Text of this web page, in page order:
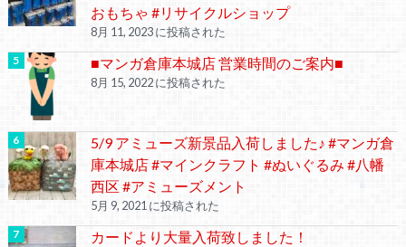
おもちゃ #リサイクルショップ
8月 11, 2023 に投稿された
■マンガ倉庫本城店 営業時間のご案内■
8月 15, 2022 に投稿された
5/9 アミューズ新景品入荷しました♪ #マンガ倉
庫本城店 #マインクラフト #ぬいぐるみ #八幡
西区 #アミューズメント
5月 9, 2021 に投稿された
カードより大量入荷致しました！